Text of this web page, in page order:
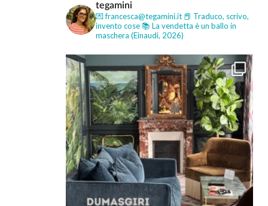
tegamini
💌 francesca@tegamini.it 📕 Traduco, scrivo,
invento cose📚 La vendetta è un ballo in
maschera (Einaudi, 2026)